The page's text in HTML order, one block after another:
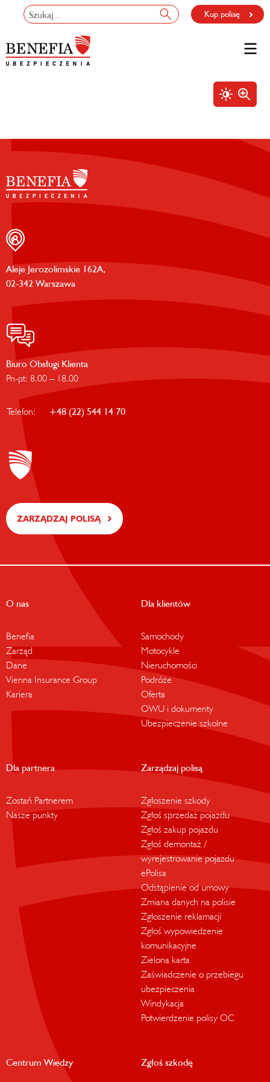
Kup polisę
Aleje Jerozolimskie 162A,
02-342 Warszawa
Biuro Obsługi Klienta
Pn-pt: 8.00 – 18.00
Telefon: +48 (22) 544 14 70
ZARZĄDZAJ POLISĄ
O nas
Benefia
Zarząd
Dane
Vienna Insurance Group
Kariera
Dla klientów
Samochody
Motocykle
Nieruchomości
Podróże
Oferta
OWU i dokumenty
Ubezpieczenie szkolne
Dla partnera
Zostań Partnerem
Nasze punkty
Zarządzaj polisą
Zgłoszenie szkody
Zgłoś sprzedaż pojazdu
Zgłoś zakup pojazdu
Zgłoś demontaż /
wyrejestrowanie pojazdu
ePolisa
Odstąpienie od umowy
Zmiana danych na polisie
Zgłoszenie reklamacji
Zgłoś wypowiedzenie
komunikacyjne
Zielona karta
Zaświadczenie o przebiegu
ubezpieczenia
Windykacja
Potwierdzenie polisy OC
Centrum Wiedzy Zgłoś szkodę